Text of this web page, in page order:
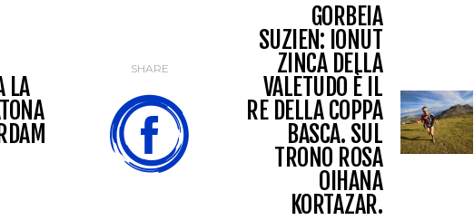
LA
SHARE
GORBEIA
SUZIEN: IONUT
ZINCA DELLA
VALETUDO È IL
RE DELLA COPPA
BASCA. SUL
TRONO ROSA
OIHANA
KORTAZAR.